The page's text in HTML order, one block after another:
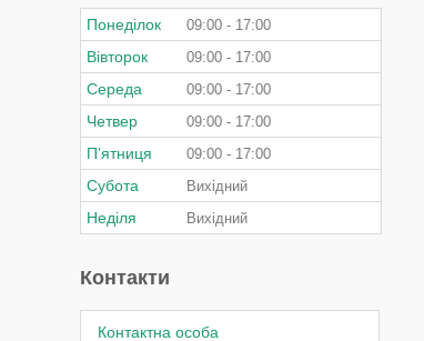
Понеділок 09:00 17:00
Вівторок 09:00 17:00
Середа 09:00 17:00
Четвер 09:00 17:00
Пʼятниця 09:00 17:00
Субота Вихідний
Неділя Вихідний
Контакти